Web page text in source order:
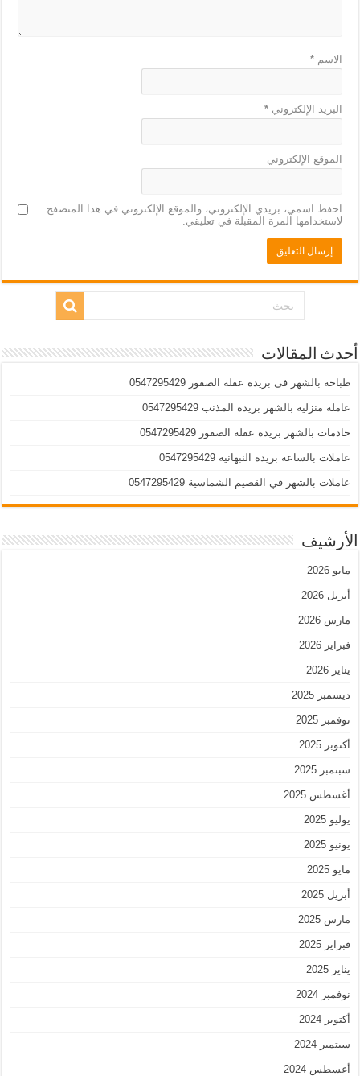
الاسم*
البريد الإلكتروني*
الموقع الإلكتروني
احفظ اسمي، بريدي الإلكتروني، والموقع الإلكتروني في هذا المتصفح
لاستخدامها المرة المقبلة في تعليقي.
أحدث المقالات
طباخه بالشهر فى بريدة عقلة الصقور 0547295429
عاملة منزلية بالشهر بريدة المذنب 0547295429
خادمات بالشهر بريدة عقلة الصقور 0547295429
عاملات بالساعه بريده النبهانية 0547295429
عاملات بالشهر في القصيم الشماسية 0547295429
الأرشيف
مايو 2026
أبريل 2026
مارس 2026
فبراير 2026
يناير 2026
ديسمبر 2025
نوفمبر 2025
أكتوبر 2025
سبتمبر 2025
أغسطس 2025
يوليو 2025
يونيو 2025
مايو 2025
أبريل 2025
مارس 2025
فبراير 2025
يناير 2025
نوفمبر 2024
أكتوبر 2024
سبتمبر 2024
أغسطس 2024